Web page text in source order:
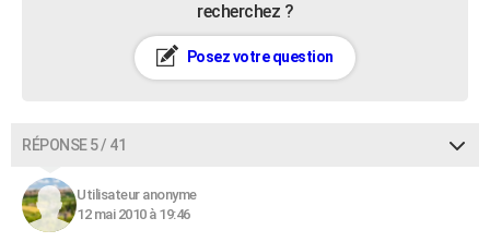
recherchez ?
Posez votre question
RÉPONSE 5 / 41
Utilisateur anonyme
12 mai 2010 à 19:46